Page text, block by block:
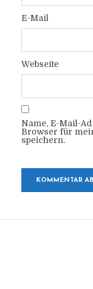
E-Mail
Webseite
Name, E-Mail-
Browser für
speichern.